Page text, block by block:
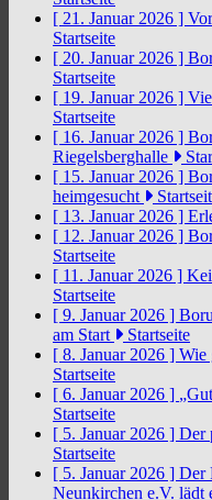
[ 21. Januar 2026 ]
Startseite
[ 20. Januar 2026 ]
Startseite
[ 19. Januar 2026 ]
Startseite
[ 16. Januar 2026 ]
Riegelsberghalle
[ 15. Januar 2026 ]
heimgesucht
[ 13. Januar 2026 ]
[ 12. Januar 2026 ]
Startseite
[ 11. Januar 2026 ]
Startseite
[ 9. Januar 2026 ]
am Start
Startseite
[ 8. Januar 2026 ] Wie
Startseite
[ 6. Januar 2026 ]
Startseite
[ 5. Januar 2026 ] Der
Startseite
[ 5. Januar 2026 ] Der
Neunkirchen e.V. lädt